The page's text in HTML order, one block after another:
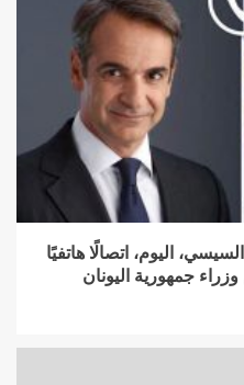
اليوم، اتصالًا هاتفيًا
جمهورية اليونان